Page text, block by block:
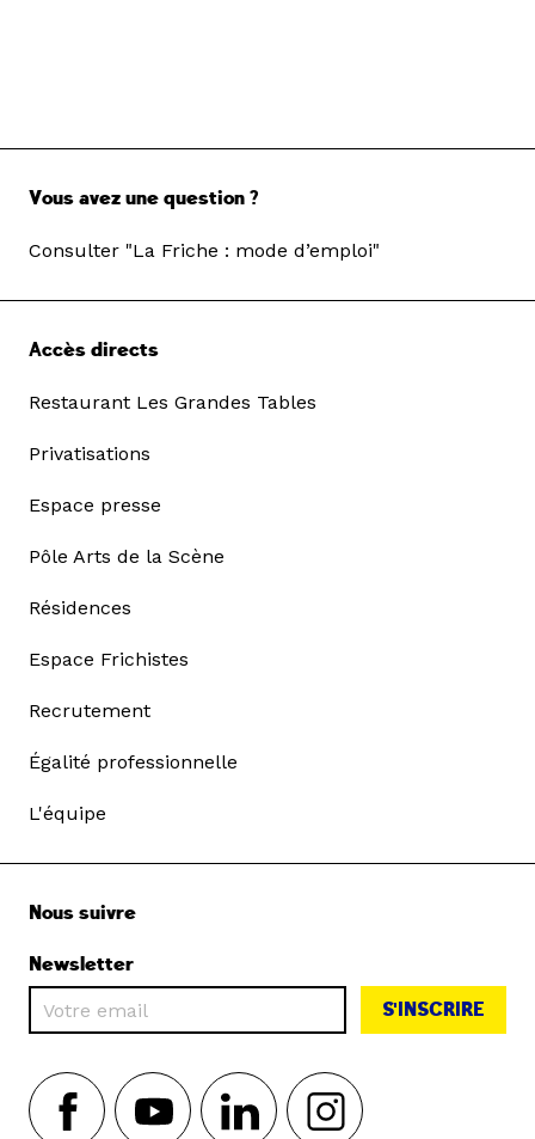
Vous avez une question ?
Consulter "La Friche : mode d’emploi"
Accès directs
Restaurant Les Grandes Tables
Privatisations
Espace presse
Pôle Arts de la Scène
Résidences
Espace Frichistes
Recrutement
Égalité professionnelle
L'équipe
Nous suivre
Newsletter
S'INSCRIRE